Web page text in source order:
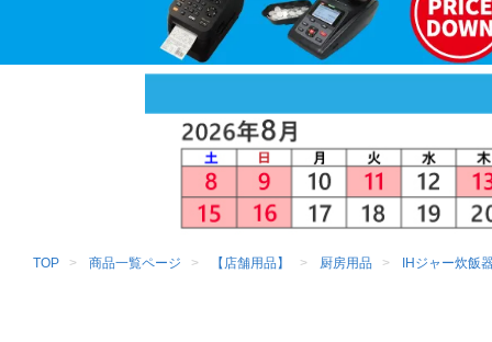
TOP 商品一覧ページ 【店舗用品】 厨房用品 IHジャー炊飯